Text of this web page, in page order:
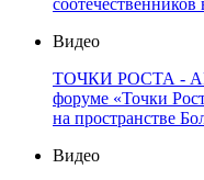
Видео
ТОЧКИ РОСТА -
форуме «Точки
на пространстве
Видео